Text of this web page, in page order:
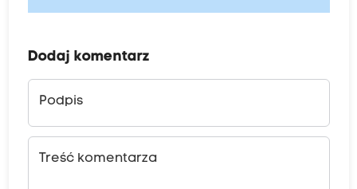
Dodaj komentarz
Podpis
Treść komentarza